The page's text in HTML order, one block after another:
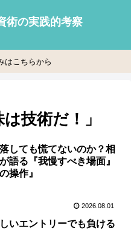
術の実践的考察
はこちらから
技術だ！」
しても慌てないのか？相
語る『我慢すべき場面』
操作』
2026.08.01
いエントリーでも負ける